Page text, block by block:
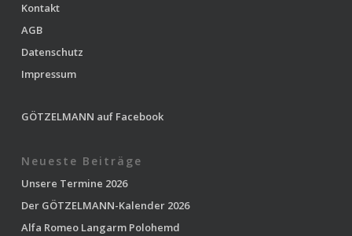
Kontakt
AGB
Datenschutz
Impressum
GÖTZELMANN auf Facebook
Neueste Beiträge
Unsere Termine 2026
Der GÖTZELMANN-Kalender 2026
Alfa Romeo Langarm Polohemd